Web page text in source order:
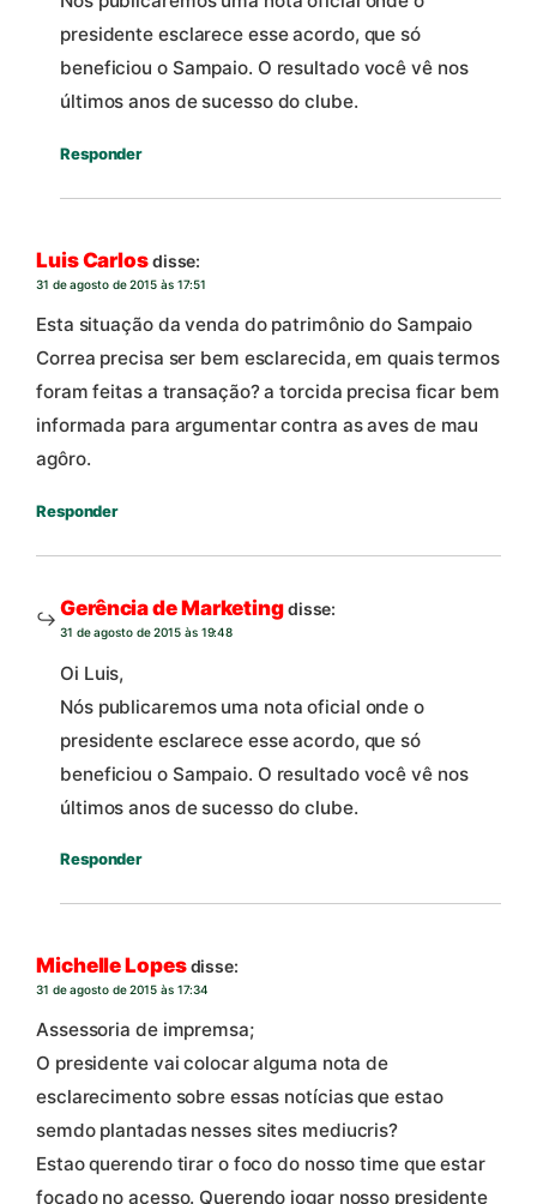
presidente esclarece esse acordo, que só
beneficiou o Sampaio. O resultado você vê nos
últimos anos de sucesso do clube.
Responder
Luis Carlosdisse:
31 de agosto de 2015 às 17:51
Esta situação da venda do patrimônio do Sampaio
Correa precisa ser bem esclarecida, em quais termos
foram feitas a transação? a torcida precisa ficar bem
informada para argumentar contra as aves de mau
agôro.
Responder
Gerência de Marketingdisse:
31 de agosto de 2015 às 19:48
Oi Luis,
Nós publicaremos uma nota oficial onde o
presidente esclarece esse acordo, que só
beneficiou o Sampaio. O resultado você vê nos
últimos anos de sucesso do clube.
Responder
Michelle Lopesdisse:
31 de agosto de 2015 às 17:34
Assessoria de impremsa;
O presidente vai colocar alguma nota de
esclarecimento sobre essas notícias que estao
semdo plantadas nesses sites mediucris?
Estao querendo tirar o foco do nosso time que estar
focado no acesso. Querendo jogar nosso presidente